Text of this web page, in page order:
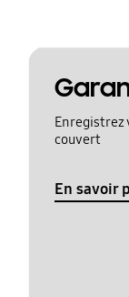
Enregistrez
couvert
En savoir